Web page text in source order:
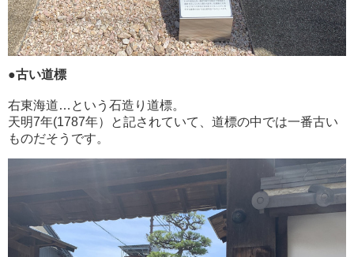
●古い道標
右東海道…という石造り道標。
天明7年(1787年）と記されていて、道標の中では一番古い
ものだそうです。